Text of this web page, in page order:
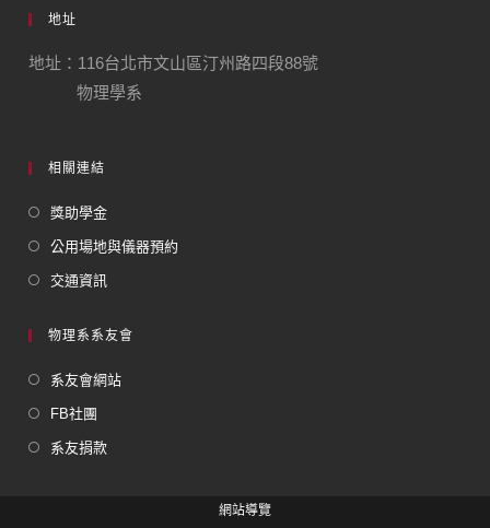
地址
地址：116台北市文山區汀州路四段88號
物理學系
相關連結
獎助學金
公用場地與儀器預約
交通資訊
物理系系友會
系友會網站
FB社團
系友捐款
網站導覽